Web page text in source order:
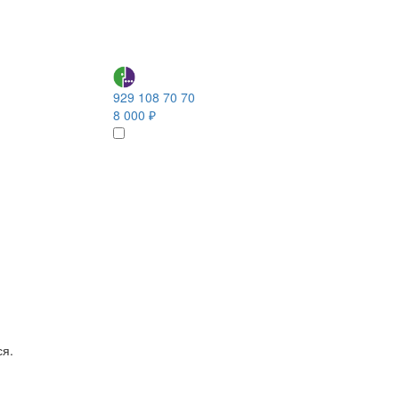
929 108 70 70
8 000 ₽